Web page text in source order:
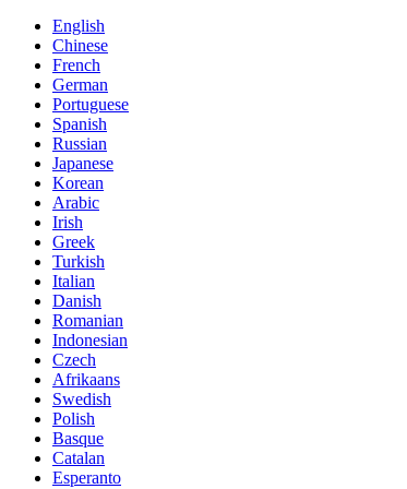
English
Chinese
French
German
Portuguese
Spanish
Russian
Japanese
Korean
Arabic
Irish
Greek
Turkish
Italian
Danish
Romanian
Indonesian
Czech
Afrikaans
Swedish
Polish
Basque
Catalan
Esperanto